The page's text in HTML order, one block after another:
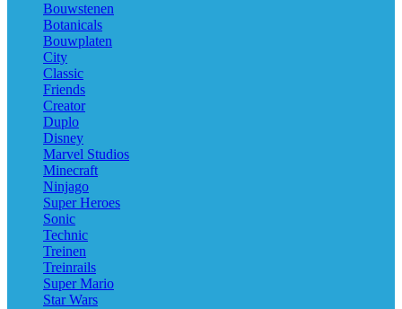
Bouwstenen
Botanicals
Bouwplaten
City
Classic
Friends
Creator
Duplo
Disney
Marvel Studios
Minecraft
Ninjago
Super Heroes
Sonic
Technic
Treinen
Treinrails
Super Mario
Star Wars